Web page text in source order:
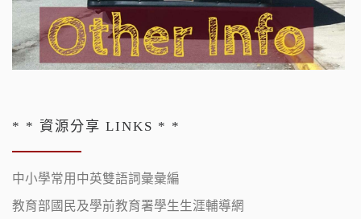
* * 資源分享 LINKS * *
中小學常用中英雙語詞彙彙編
教育部國民及學前教育署學生生涯輔導網